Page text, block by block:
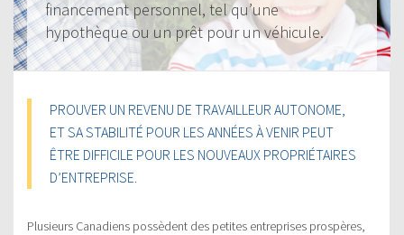
financement personnel, tel qu’une
hypothèque ou un prêt pour un véhicule.
PROUVER UN REVENU DE TRAVAILLEUR AUTONOME,
ET SA STABILITÉ POUR LES ANNÉES À VENIR PEUT
ÊTRE DIFFICILE POUR LES NOUVEAUX PROPRIÉTAIRES
D’ENTREPRISE.
Plusieurs Canadiens possèdent des petites entreprises prospères,